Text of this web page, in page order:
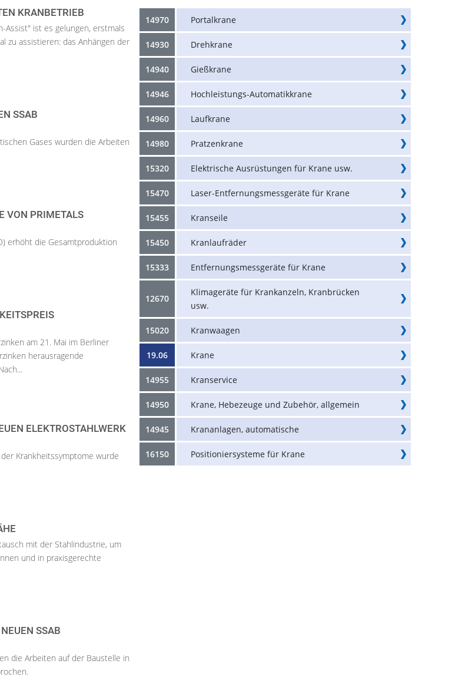
KRANBETRIEB
Assist" ist es gelungen, erstmals
zu assistieren: das Anhängen der
SSAB
Gases wurden die Arbeiten
VON PRIMETALS
erhöht die Gesamtproduktion
am 21. Mai im Berliner
herausragende
ELEKTROSTAHLWERK
Krankheitssymptome wurde
mit der Stahlindustrie, um
und in praxisgerechte
SSAB
die Arbeiten auf der Baustelle in
14970 Portalkrane
14930 Drehkrane
14940 Gießkrane
14946 Hochleistungs-Automatikkrane
14960 Laufkrane
14980 Pratzenkrane
15320 Elektrische Ausrüstungen für Krane usw.
15470 Laser-Entfernungsmessgeräte für Krane
15455 Kranseile
15450 Kranlaufräder
15333 Entfernungsmessgeräte für Krane
12670
Klimageräte für Krankanzeln, Kranbrücken
usw.
15020 Kranwaagen
19.06 Krane
14955 Kranservice
14950 Krane, Hebezeuge und Zubehör, allgemein
14945 Krananlagen, automatische
16150 Positioniersysteme für Krane